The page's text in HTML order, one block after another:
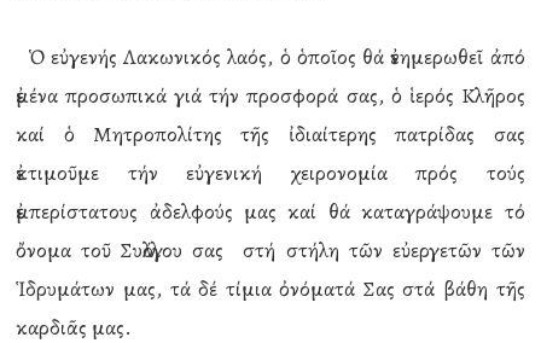
Ὁ εὐγενής Λακωνικός λαός, ὁ ὁποῖος θά ἐνημερωθεῖ ἀπό
ἐμένα προσωπικά γιά τήν προσφορά σας, ὁ ἱερός Κλῆρος
καί ὁ Μητροπολίτης τῆς ἰδιαίτερης πατρίδας σας
ἐκτιμοῦμε τήν εὐγενική χειρονομία πρός τούς
ἐμπερίστατους ἀδελφούς μας καί θά καταγράψουμε τό
ὄνομα τοῦ Συλλόγου σας στή στήλη τῶν εὐεργετῶν τῶν
Ἱδρυμάτων μας, τά δέ τίμια ὀνόματά Σας στά βάθη τῆς
καρδιᾶς μας.